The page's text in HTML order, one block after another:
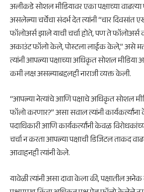
अलीकडे सोशल मीडियावर एका पक्षाच्या
असलेल्या चर्चेचा संदर्भ देत त्यांनी “चार दिवसांत
फॉलोअर्स झाले याची चर्चा होते, पण ते
अकाउंट फॉलो केले, पोस्टला लाईक केले,” असे
त्यांनी आपल्या पक्षाच्या अधिकृत सोशल मीडिया
कमी लक्ष असल्याबद्दलही नाराजी व्यक्त केली.
“आपल्या नेत्यांचे आणि पक्षाचे अधिकृत सोशल
फॉलो करणार?” असा सवाल त्यांनी
पदाधिकारी आणि कार्यकर्त्यांनी केवळ
चर्चा न करता आपल्या पक्षाची डिजिटल ताकद
आवाहनही त्यांनी केले.
यावेळी त्यांनी असा दावा केला की, पक्षातील अनेक